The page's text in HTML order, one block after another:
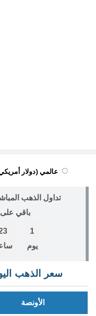
عالمي (دولار
تداول الذهب
باقي على
1
يوم
سعر الذهب
الأونصة